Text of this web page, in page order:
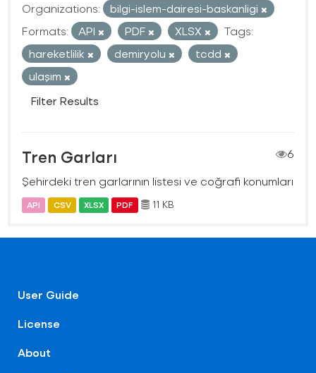
Organizations:
bilgi-islem-dairesi-baskanligi
Formats:
API PDF XLSX
Tags:
hareketlilik
demiryolu
tcdd
ulaşım
Filter Results
Tren Garları
6
Şehirdeki tren garlarının listesi ve coğrafi konumları
API CSV XLSX PDF 11 KB
User Guide
License
About